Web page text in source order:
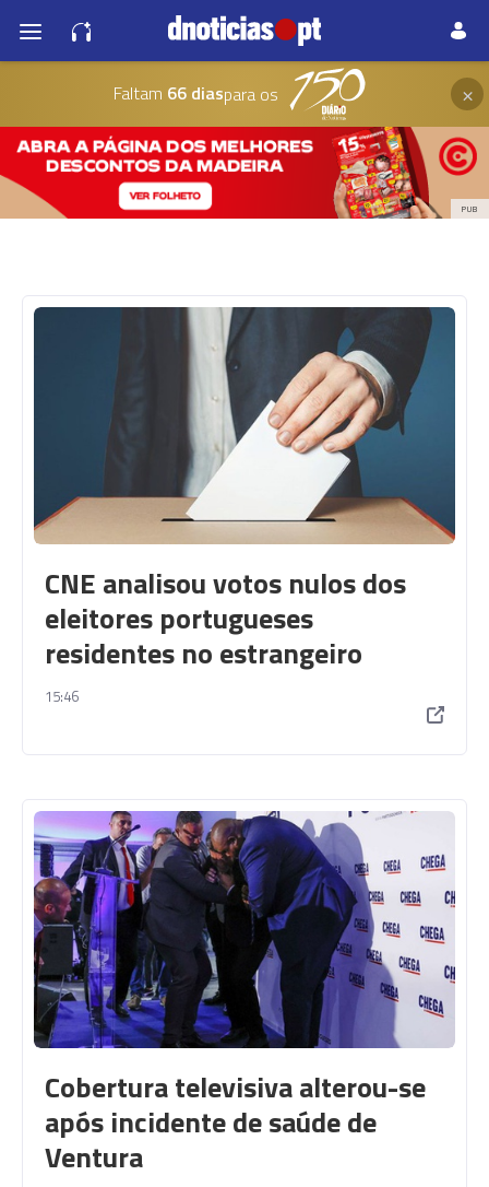
Faltam 66 diaspara os ×
PUB
CNE analisou votos nulos dos
eleitores portugueses
residentes no estrangeiro
15:46
Cobertura televisiva alterou-se
após incidente de saúde de
Ventura